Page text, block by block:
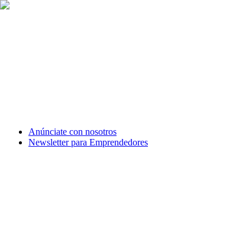
Anúnciate con nosotros
Newsletter para Emprendedores